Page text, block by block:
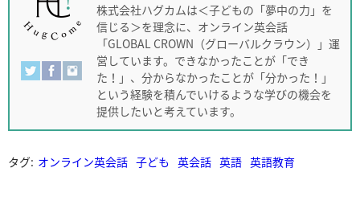
株式会社ハグカムは＜子どもの「夢中の力」を
信じる＞を理念に、オンライン英会話
「GLOBAL CROWN（グローバルクラウン）」運
営しています。できなかったことが「でき
た！」、分からなかったことが「分かった！」
という経験を積んでいけるような学びの機会を
提供したいと考えています。
タグ: オンライン英会話 子ども 英会話 英語 英語教育